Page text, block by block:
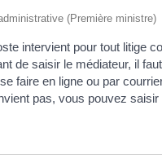
(Première ministre)
intervient pour tout litige
de saisir le médiateur, il
faire en ligne ou par
pas, vous pouvez saisir